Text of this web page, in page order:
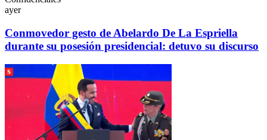
ayer
Conmovedor gesto de Abelardo De La Espriella
durante su posesión presidencial: detuvo su discurso